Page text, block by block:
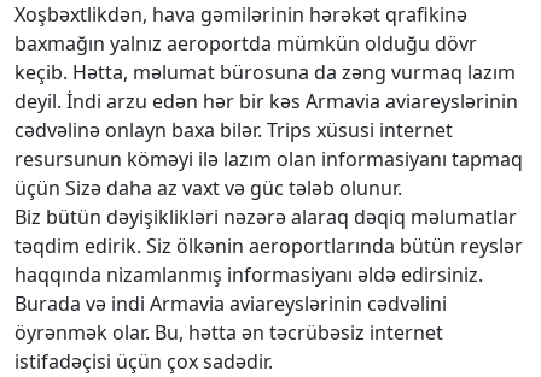
Xoşbəxtlikdən, hava gəmilərinin hərəkət qrafikinə
baxmağın yalnız aeroportda mümkün olduğu dövr
keçib. Hətta, məlumat bürosuna da zəng vurmaq lazım
deyil. İndi arzu edən hər bir kəs Armavia aviareyslərinin
cədvəlinə onlayn baxa bilər. Trips xüsusi internet
resursunun köməyi ilə lazım olan informasiyanı tapmaq
üçün Sizə daha az vaxt və güc tələb olunur.
Biz bütün dəyişiklikləri nəzərə alaraq dəqiq məlumatlar
təqdim edirik. Siz ölkənin aeroportlarında bütün reyslər
haqqında nizamlanmış informasiyanı əldə edirsiniz.
Burada və indi Armavia aviareyslərinin cədvəlini
öyrənmək olar. Bu, hətta ən təcrübəsiz internet
istifadəçisi üçün çox sadədir.